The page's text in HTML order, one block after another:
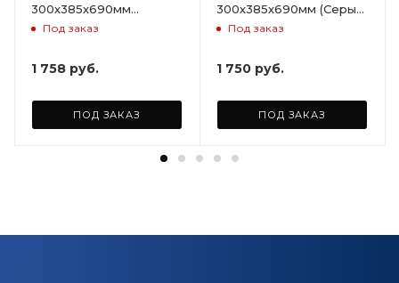
300х385х690мм
(Светло-бежевый)
Под заказ
1 758 руб.
ПОД ЗАКАЗ
300х385х690мм (Серый)
ARD258086
Под заказ
1 750 руб.
ПОД ЗАКАЗ